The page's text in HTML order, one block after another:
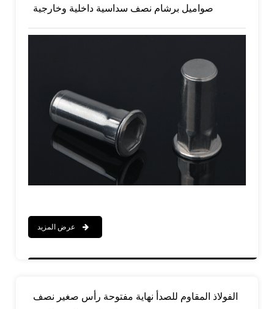
صواميل برشام نصف سداسية داخلية وخارجية
الفولاذ المقاوم للصدأ نهاية مفتوحة رأس صغير نصف